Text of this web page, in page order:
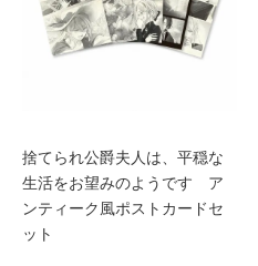
捨てられ公爵夫人は、平穏な
生活をお望みのようです ア
ンティーク風ポストカードセ
ット